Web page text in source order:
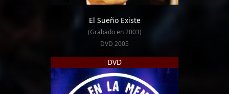
El Sueño Existe
(Grabado en 2003)
DVD 2005
DVD